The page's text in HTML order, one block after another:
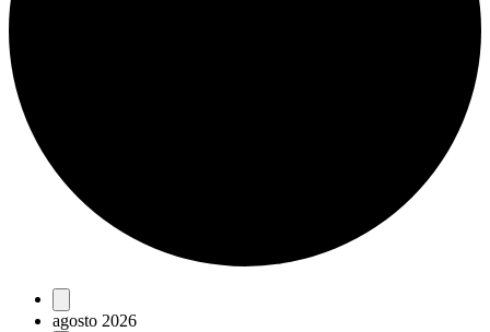
Eventos
agosto 2026